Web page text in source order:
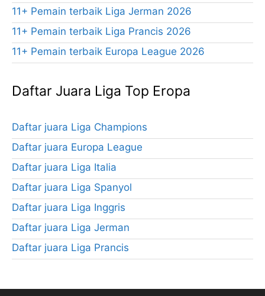
11+ Pemain terbaik Liga Jerman 2026
11+ Pemain terbaik Liga Prancis 2026
11+ Pemain terbaik Europa League 2026
Daftar Juara Liga Top Eropa
Daftar juara Liga Champions
Daftar juara Europa League
Daftar juara Liga Italia
Daftar juara Liga Spanyol
Daftar juara Liga Inggris
Daftar juara Liga Jerman
Daftar juara Liga Prancis